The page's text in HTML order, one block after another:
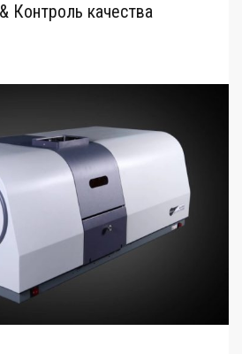
Контроль качества